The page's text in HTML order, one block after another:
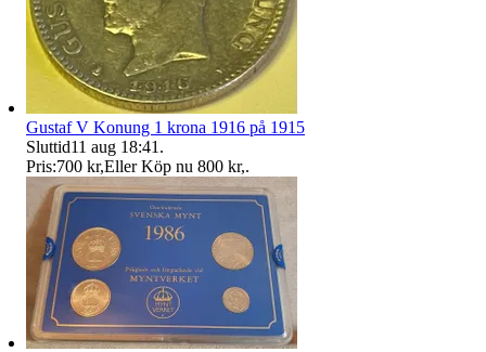
Gustaf V Konung 1 krona 1916 på 1915
Sluttid11 aug 18:41 .
Pris:700 kr,Eller Köp nu 800 kr,.